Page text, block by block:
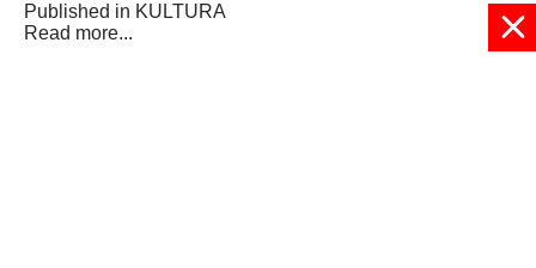
Published in KULTURA
Read more...